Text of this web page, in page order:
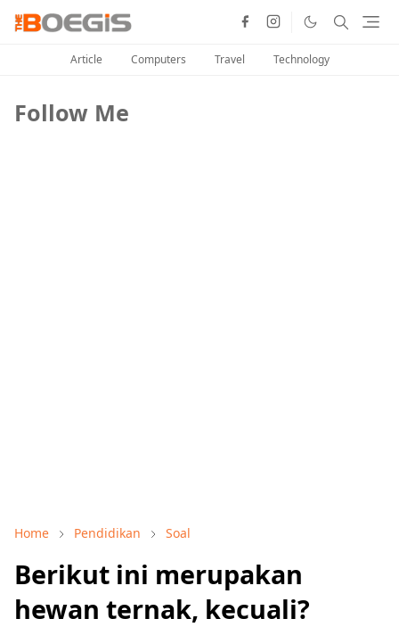
Article Computers Travel Technology
Follow Me
Home Pendidikan Soal
Berikut ini merupakan
hewan ternak, kecuali?